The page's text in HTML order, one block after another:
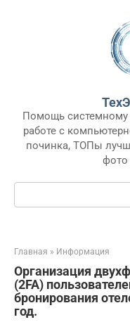
Помощь системному
работе с
починка, ТОПы
фото
Поиск:
Главная » Информация
Организация
(2FA)
бронирования
год.